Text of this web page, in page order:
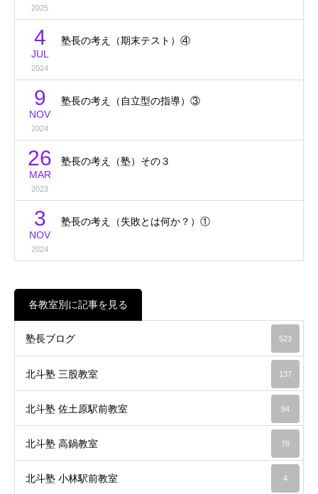
2025
4
JUL
2024
塾長の考え（期末テスト）④
9
NOV
2024
塾長の考え（自立型の指導）③
26
MAR
2023
塾長の考え（塾）その３
3
NOV
2024
塾長の考え（失敗とは何か？）①
各教室別に記事を見る
塾長ブログ 523
北斗塾 三股教室 137
北斗塾 佐土原駅前教室 94
北斗塾 高鍋教室 78
北斗塾 小林駅前教室 4